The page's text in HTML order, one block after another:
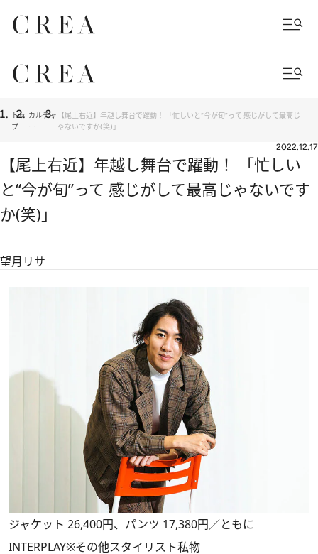
トッ
プ
カルチャ
ー
【尾上右近】年越し舞台で躍動！ 「忙しいと“今が旬”って 感じがして最高じ
ゃないですか(笑)」
2022.12.17
【尾上右近】年越し舞台で躍動！ 「忙しい
と“今が旬”って 感じがして最高じゃないです
か(笑)」
望月リサ
ジャケット 26,400円、パンツ 17,380円／ともに
INTERPLAY※その他スタイリスト私物